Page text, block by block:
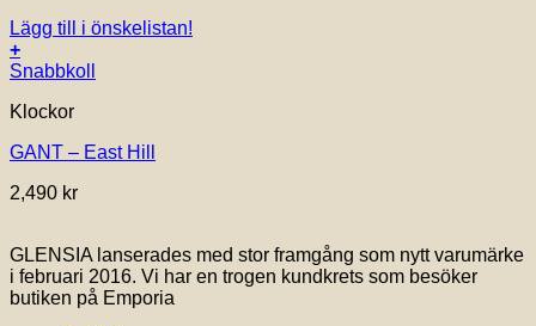
Lägg till i önskelistan!
+
Snabbkoll
Klockor
GANT – East Hill
2,490 kr
GLENSIA lanserades med stor framgång som nytt varumärke
i februari 2016. Vi har en trogen kundkrets som besöker
butiken på Emporia